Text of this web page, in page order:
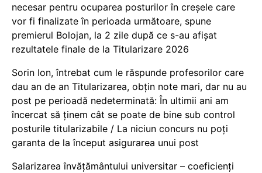
necesar pentru ocuparea posturilor în creșele care
vor fi finalizate în perioada următoare, spune
premierul Bolojan, la 2 zile după ce s-au afișat
rezultatele finale de la Titularizare 2026
Sorin Ion, întrebat cum le răspunde profesorilor care
dau an de an Titularizarea, obțin note mari, dar nu au
post pe perioadă nedeterminată: În ultimii ani am
încercat să ținem cât se poate de bine sub control
posturile titularizabile / La niciun concurs nu poți
garanta de la început asigurarea unui post
Salarizarea învățământului universitar – coeficienți